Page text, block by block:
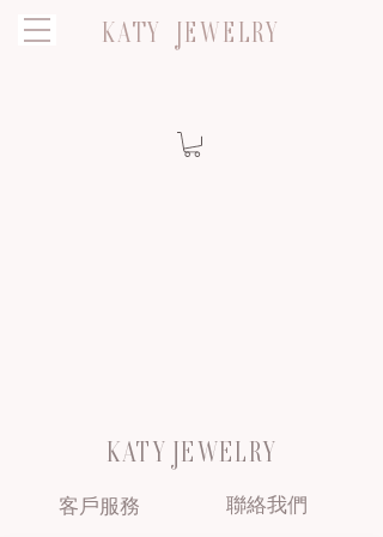
KATY JEWELRY
KATY JEWELRY
客戶服務 聯絡我們